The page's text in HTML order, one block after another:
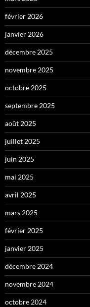
février 2026
janvier 2026
décembre 2025
novembre 2025
octobre 2025
septembre 2025
août 2025
juillet 2025
juin 2025
mai 2025
avril 2025
mars 2025
février 2025
janvier 2025
décembre 2024
novembre 2024
octobre 2024